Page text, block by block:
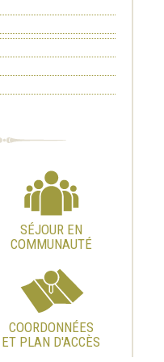
SÉJOUR EN
COMMUNAUTÉ
COORDONNÉES
ET PLAN D'ACCÈS